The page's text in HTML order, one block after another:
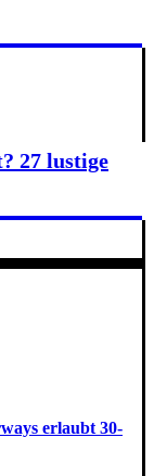
27 lustige
erlaubt 30-